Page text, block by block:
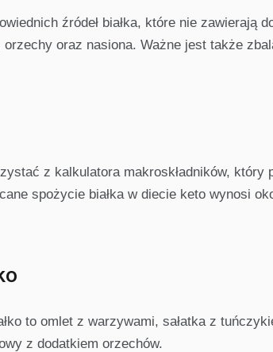
źródeł białka, które nie zawierają
orzechy oraz nasiona. Ważne jest także
z kalkulatora makroskładników, który
spożycie białka w diecie keto wynosi
to omlet z warzywami, sałatka z
z dodatkiem orzechów.